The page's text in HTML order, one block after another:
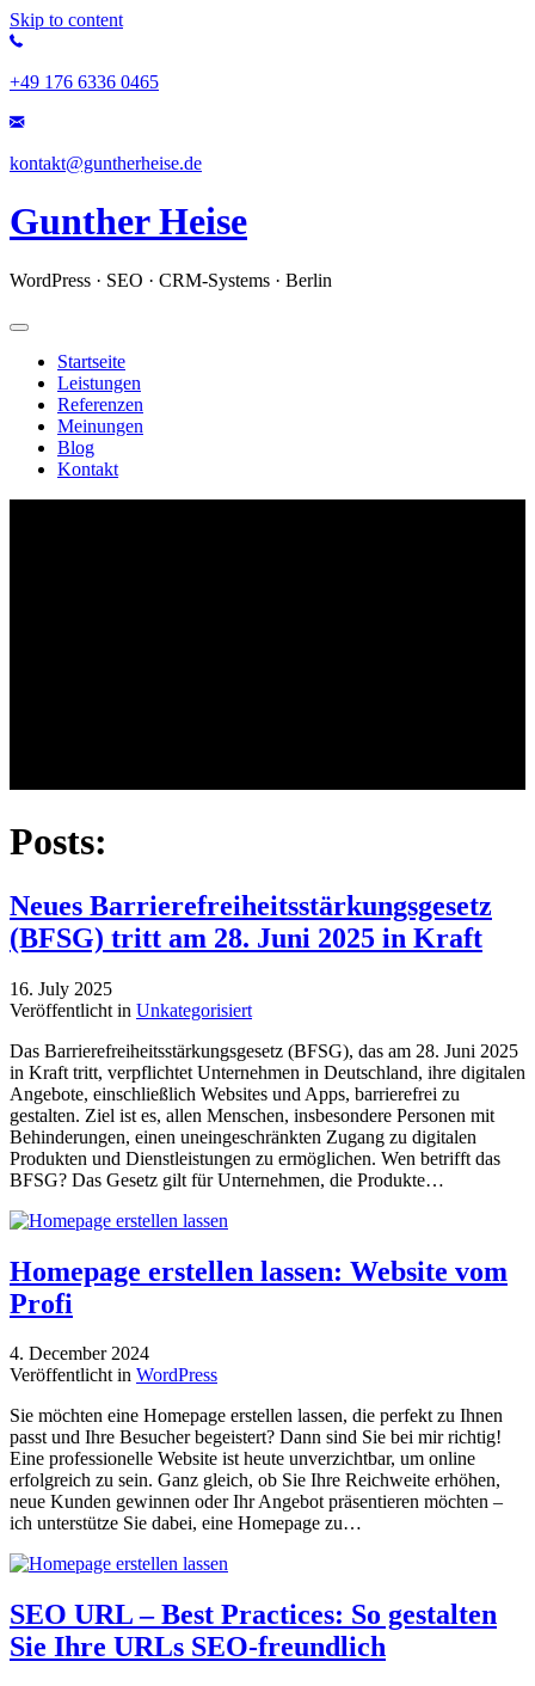
Skip to content
+49 176 6336 0465
kontakt@guntherheise.de
Gunther Heise
WordPress · SEO · CRM-Systems · Berlin
Startseite
Leistungen
Referenzen
Meinungen
Blog
Kontakt
Posts:
Neues Barrierefreiheitsstärkungsgesetz
(BFSG) tritt am 28. Juni 2025 in Kraft
16. July 2025
Veröffentlicht in Unkategorisiert
Das Barrierefreiheitsstärkungsgesetz (BFSG), das am 28. Juni 2025
in Kraft tritt, verpflichtet Unternehmen in Deutschland, ihre digitalen
Angebote, einschließlich Websites und Apps, barrierefrei zu
gestalten. Ziel ist es, allen Menschen, insbesondere Personen mit
Behinderungen, einen uneingeschränkten Zugang zu digitalen
Produkten und Dienstleistungen zu ermöglichen. Wen betrifft das
BFSG? Das Gesetz gilt für Unternehmen, die Produkte…
Homepage erstellen lassen: Website vom
Profi
4. December 2024
Veröffentlicht in WordPress
Sie möchten eine Homepage erstellen lassen, die perfekt zu Ihnen
passt und Ihre Besucher begeistert? Dann sind Sie bei mir richtig!
Eine professionelle Website ist heute unverzichtbar, um online
erfolgreich zu sein. Ganz gleich, ob Sie Ihre Reichweite erhöhen,
neue Kunden gewinnen oder Ihr Angebot präsentieren möchten –
ich unterstütze Sie dabei, eine Homepage zu…
SEO URL – Best Practices: So gestalten
Sie Ihre URLs SEO-freundlich